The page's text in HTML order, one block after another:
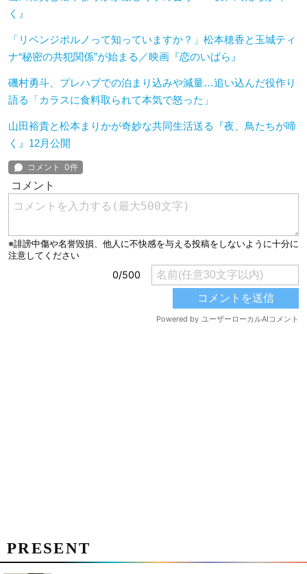
く』
「リベンジポルノって知っていますか？」松本穂香と玉城ティ
ナ“秘密の共犯関係”が始まる／映画『恋のいばら』
磯村勇斗、プレハブでの泊まり込みや減量…追い込んだ役作り
語る「カラスに食料取られて本気で怒った」
山田裕貴と松本まりかが奇妙な共同生活送る『夜、鳥たちが啼
く』12月公開
PRESENT